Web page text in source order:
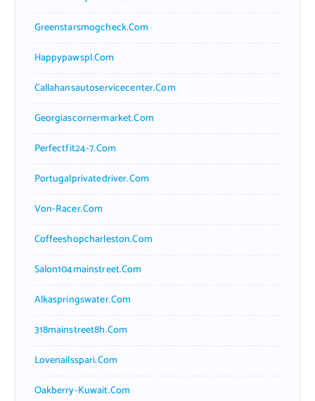
Greenstarsmogcheck.com
Happypawspl.com
Callahansautoservicecenter.com
Georgiascornermarket.com
Perfectfit24-7.com
Portugalprivatedriver.com
Von-Racer.com
Coffeeshopcharleston.com
Salon104mainstreet.com
Alkaspringswater.com
318mainstreet8h.com
Lovenailsspari.com
Oakberry-Kuwait.com